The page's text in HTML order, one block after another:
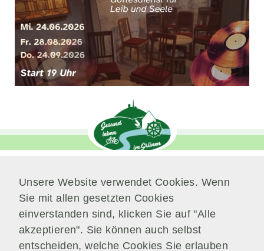
38871 Nordharz / OT Wasserleben
Telefon: 039451.600 0
Unsere Website verwendet Cookies. Wenn
Sie mit allen gesetzten Cookies
einverstanden sind, klicken Sie auf "Alle
akzeptieren". Sie können auch selbst
entscheiden, welche Cookies Sie erlauben
unverzichtbare
Cookies
Diese Cookies
sind
grundlegende
und sichere
Funktionen
unserer Website
stellen können.
Sie werden
nicht eingesetzt,
um
Informationen